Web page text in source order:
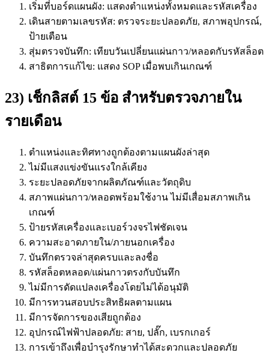
เริ่มที่บอร์ดแผนผัง: แสดงตำแหน่งทั้งหมดและรหัสเครื่อง
เดินสายตามเลขรหัส: ตรวจระยะปลอดภัย, สภาพอุปกรณ์,
ป้ายเตือน
สุ่มตรวจบันทึก: เทียบวันเปลี่ยนแผ่นกาว/หลอดกับรหัสล็อต
สาธิตการแก้ไข: แสดง SOP เมื่อพบเกินเกณฑ์
23) เช็กลิสต์ 15 ข้อ สำหรับตรวจภายใน
รายเดือน
ตำแหน่งและทิศทางถูกต้องตามแผนผังล่าสุด
ไม่มีแสงแข่งขันแรงใกล้เคียง
ระยะปลอดภัยจากผลิตภัณฑ์และวัตถุดิบ
สภาพแผ่นกาว/หลอดพร้อมใช้งาน ไม่มีเสื่อมสภาพเกิน
เกณฑ์
ป้ายรหัสเครื่องและเบอร์วงจรไฟชัดเจน
ความสะอาดภายใน/ภายนอกเครื่อง
บันทึกตรวจล่าสุดครบและลงชื่อ
รหัสล็อตหลอด/แผ่นกาวตรงกับบันทึก
ไม่มีการดัดแปลงเครื่องโดยไม่ได้อนุมัติ
มีการทวนสอบประสิทธิผลตามแผน
มีการจัดการของเสียถูกต้อง
อุปกรณ์ไฟฟ้าปลอดภัย: สาย, ปลั๊ก, เบรกเกอร์
การเข้าถึงเพื่อบำรุงรักษาทำได้สะดวกและปลอดภัย